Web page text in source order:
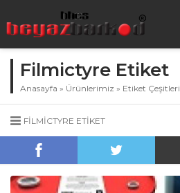
Filmictyre Etiket
Anasayfa » Ürünlerimiz » Etiket Çeşitleri
FILMICTYRE ETIKET